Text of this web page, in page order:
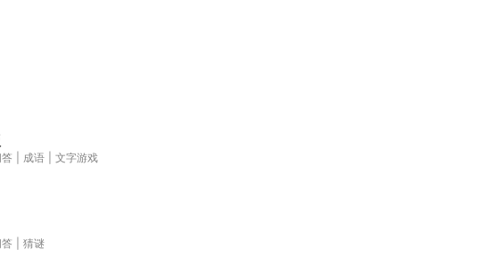
成语
文字游戏
猜谜